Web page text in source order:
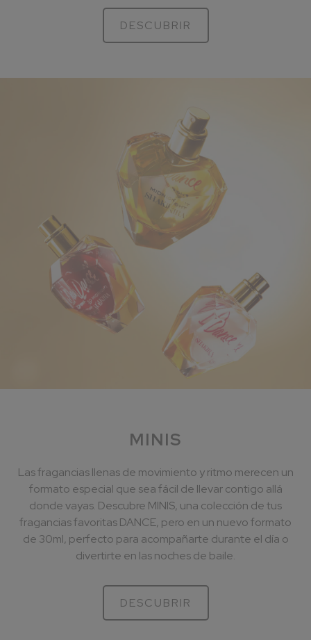
DESCUBRIR
MINIS
Las fragancias llenas de movimiento y ritmo merecen un
formato especial que sea fácil de llevar contigo allá
donde vayas. Descubre MINIS, una colección de tus
fragancias favoritas DANCE, pero en un nuevo formato
de 30ml, perfecto para acompañarte durante el día o
divertirte en las noches de baile.
DESCUBRIR